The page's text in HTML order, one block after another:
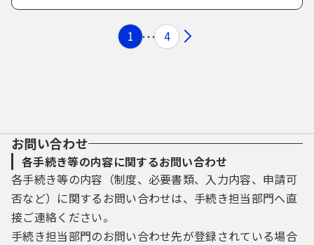
1 4
お問い合わせ
各手続き等の内容に関するお問い合わせ
各手続き等の内容（制度、必要書類、入力内容、申請可
否など）に関するお問い合わせは、手続き担当部門へ直
接ご連絡ください。
手続き担当部門のお問い合わせ先が登録されている場合